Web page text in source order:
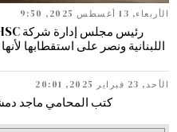
الأربعاء, 13 أغسطس 2025, 9:50
اللبنانية ونصر على استقطابها
الأحد, 23 فبراير 2025, 20:01
كتب المحامي ماجد